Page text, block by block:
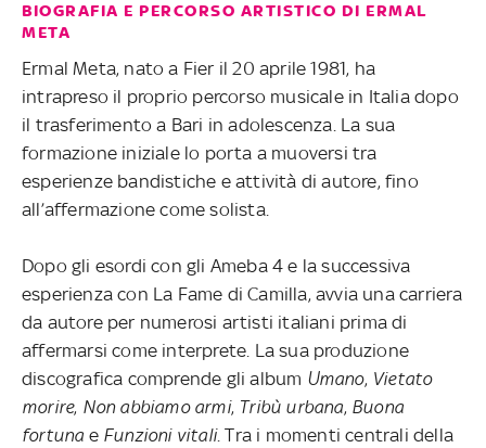
BIOGRAFIA E PERCORSO ARTISTICO DI ERMAL
META
Ermal Meta, nato a Fier il 20 aprile 1981, ha
intrapreso il proprio percorso musicale in Italia dopo
il trasferimento a Bari in adolescenza. La sua
formazione iniziale lo porta a muoversi tra
esperienze bandistiche e attività di autore, fino
all’affermazione come solista.
Dopo gli esordi con gli Ameba 4 e la successiva
esperienza con La Fame di Camilla, avvia una carriera
da autore per numerosi artisti italiani prima di
affermarsi come interprete. La sua produzione
discografica comprende gli album Umano, Vietato
morire, Non abbiamo armi, Tribù urbana, Buona
fortunae Funzioni vitali. Tra i momenti centrali della